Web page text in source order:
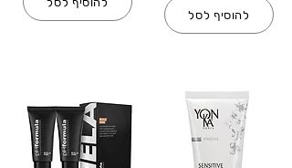
להוסיף לסל